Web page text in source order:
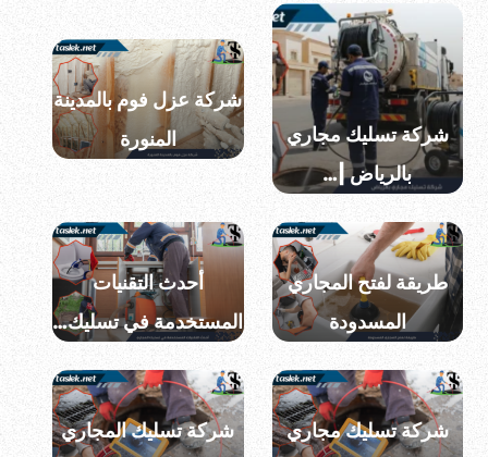
شركة تسليك مجاري
بالرياض |…
شركة عزل فوم بالمدينة
المنورة
طريقة لفتح المجاري
المسدودة
أحدث التقنيات
المستخدمة في تسليك…
شركة تسليك مجاري
شركة تسليك المجاري